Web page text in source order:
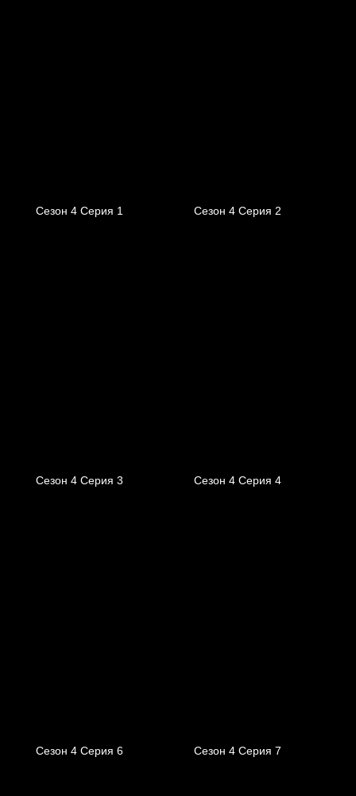
Сезон 4 Серия 1 Сезон 4 Серия 2
Сезон 4 Серия 3 Сезон 4 Серия 4
Сезон 4 Серия 6 Сезон 4 Серия 7